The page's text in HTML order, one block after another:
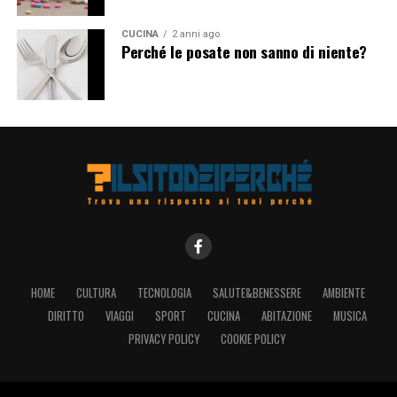
l’esposizione dei loro bambini agli schermi durante i
primi anni di vita. Investire in interazioni faccia a faccia,
gioco attivo e esplorazione sensoriale può favorire uno
sviluppo sano e equilibrato nei bambini, preparandoli
per affrontare sfide future in modo più efficace e
CUCINA 2 anni ago
Perché le posate non sanno di niente?
HOME CULTURA TECNOLOGIA SALUTE&BENESSERE
AMBIENTE
DIRITTO
VIAGGI SPORT CUCINA ABITAZIONE
MUSICA
PRIVACY POLICY
COOKIE POLICY